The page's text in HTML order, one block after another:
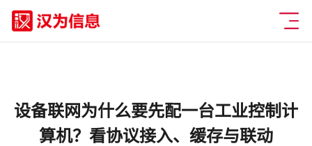
设备联网为什么要先配一台工业控制计
算机？看协议接入、缓存与联动